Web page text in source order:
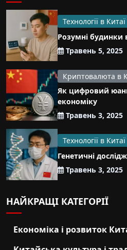
Технології в Китаї
Розумні будинки
Травень 5, 2025
Криптовалюта в
Як цифровий
економіку
Травень 3, 2025
Технології в Китаї
Генетичні
Травень 3, 2025
НАЙКРАЩІ КАТЕГОРІЇ
Економіка і розвиток